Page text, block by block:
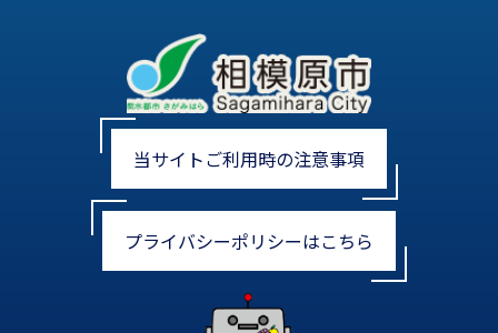
当サイトご利用時の注意事項
プライバシーポリシーはこちら